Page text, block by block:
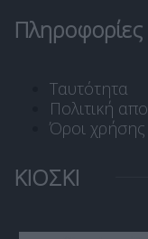
Πληροφορίες
Ταυτότητα
Πολιτική
Όροι χρήσης
ΚΙΟΣΚΙ